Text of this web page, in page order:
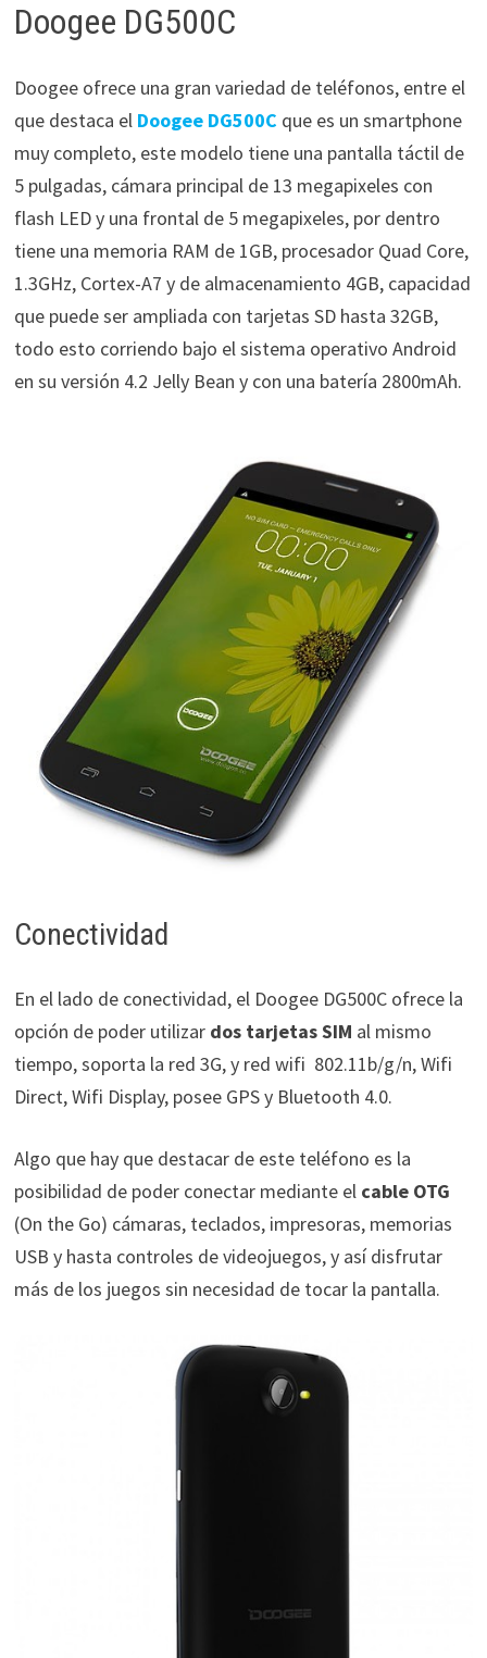
Doogee DG500C
Doogee ofrece una gran variedad de teléfonos, entre el
que destaca el Doogee DG500C que es un smartphone
muy completo, este modelo tiene una pantalla táctil de
5 pulgadas, cámara principal de 13 megapixeles con
flash LED y una frontal de 5 megapixeles, por dentro
tiene una memoria RAM de 1GB, procesador Quad Core,
1.3GHz, Cortex-A7 y de almacenamiento 4GB, capacidad
que puede ser ampliada con tarjetas SD hasta 32GB,
todo esto corriendo bajo el sistema operativo Android
en su versión 4.2 Jelly Bean y con una batería 2800mAh.
Conectividad
En el lado de conectividad, el Doogee DG500C ofrece la
opción de poder utilizar dos tarjetas SIM al mismo
tiempo, soporta la red 3G, y red wifi 802.11b/g/n, Wifi
Direct, Wifi Display, posee GPS y Bluetooth 4.0.
Algo que hay que destacar de este teléfono es la
posibilidad de poder conectar mediante el cable OTG
(On the Go) cámaras, teclados, impresoras, memorias
USB y hasta controles de videojuegos, y así disfrutar
más de los juegos sin necesidad de tocar la pantalla.